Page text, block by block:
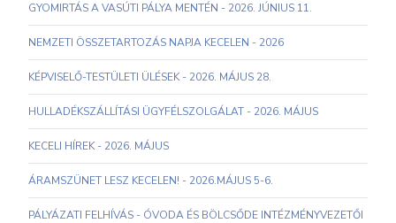
GYOMIRTÁS A VASÚTI PÁLYA MENTÉN - 2026. JÚNIUS 11.
NEMZETI ÖSSZETARTOZÁS NAPJA KECELEN - 2026
KÉPVISELŐ-TESTÜLETI ÜLÉSEK - 2026. MÁJUS 28.
HULLADÉKSZÁLLÍTÁSI ÜGYFÉLSZOLGÁLAT - 2026. MÁJUS
KECELI HÍREK - 2026. MÁJUS
ÁRAMSZÜNET LESZ KECELEN! - 2026.MÁJUS 5-6.
PÁLYÁZATI FELHÍVÁS - ÓVODA ÉS BÖLCSŐDE INTÉZMÉNYVEZETŐI